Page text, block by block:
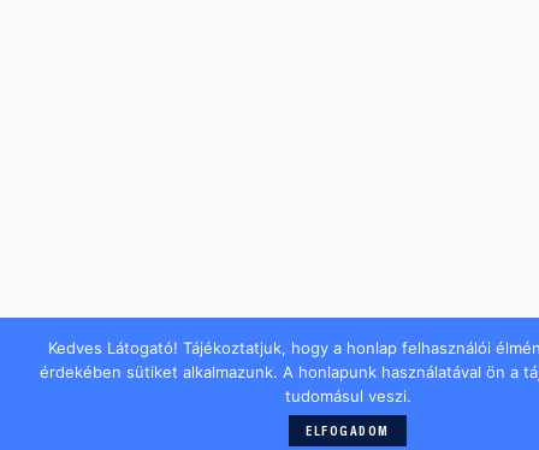
Kedves Látogató! Tájékoztatjuk, hogy a honlap felhasználói
érdekében sütiket alkalmazunk. A honlapunk használatával ön a
tudomásul veszi.
ELFOGADOM